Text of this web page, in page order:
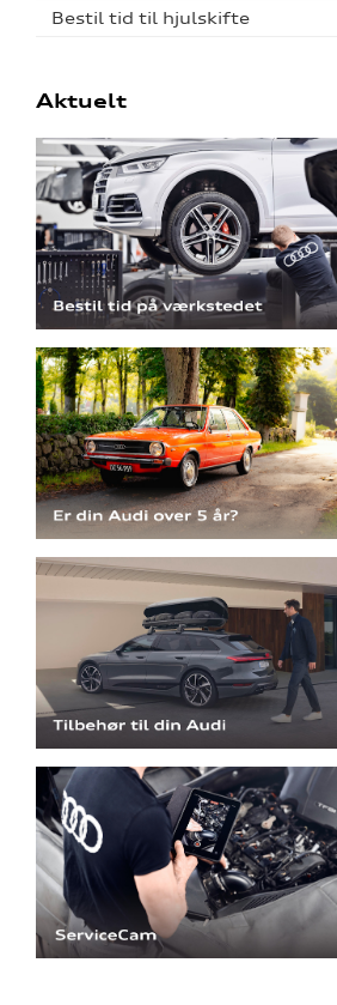
Bestil tid til hjulskifte
Aktuelt